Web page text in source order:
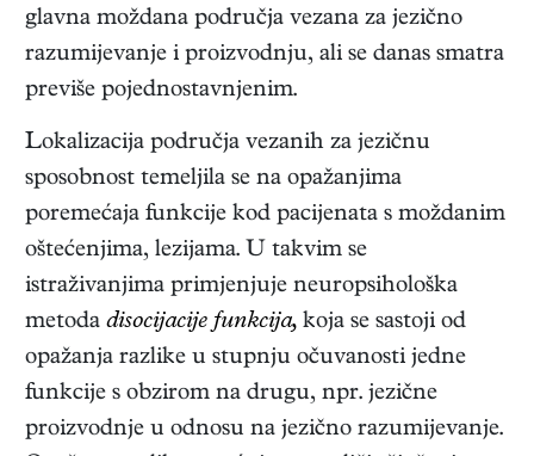
glavna moždana područja vezana za jezično
razumijevanje i proizvodnju, ali se danas smatra
previše pojednostavnjenim.
Lokalizacija područja vezanih za jezičnu
sposobnost temeljila se na opažanjima
poremećaja funkcije kod pacijenata s moždanim
oštećenjima, lezijama. U takvim se
istraživanjima primjenjuje neuropsihološka
metoda disocijacije funkcija, koja se sastoji od
opažanja razlike u stupnju očuvanosti jedne
funkcije s obzirom na drugu, npr. jezične
proizvodnje u odnosu na jezično razumijevanje.